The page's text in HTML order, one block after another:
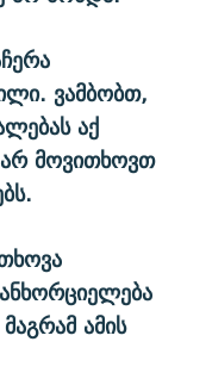
ვამბობთ,
აქ
მოვითხოვთ
ამის